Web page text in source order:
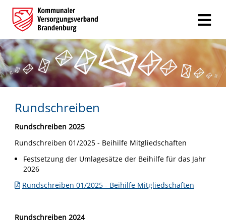
Rundschreiben
Rundschreiben 2025
Rundschreiben 01/2025 - Beihilfe Mitgliedschaften
Festsetzung der Umlagesätze der Beihilfe für das Jahr
2026
Rundschreiben 01/2025 - Beihilfe Mitgliedschaften
Rundschreiben 2024